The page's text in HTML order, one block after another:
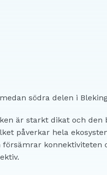
södra delen i
är starkt dikat och
påverkar hela
konnektiviteten